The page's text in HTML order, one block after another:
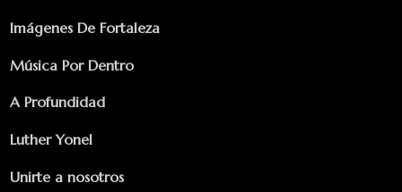
Imágenes De Fortaleza
Música Por Dentro
A Profundidad
Luther Yonel
Unirte a nosotros